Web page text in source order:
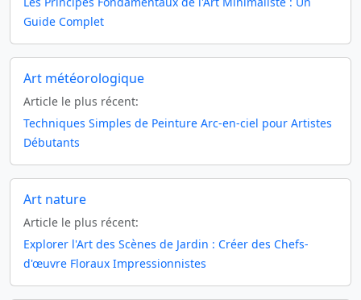
Guide Complet
Art météorologique
Article le plus récent:
Techniques Simples de Peinture Arc-en-ciel pour Artistes
Débutants
Art nature
Article le plus récent:
Explorer l'Art des Scènes de Jardin : Créer des Chefs-
d'œuvre Floraux Impressionnistes